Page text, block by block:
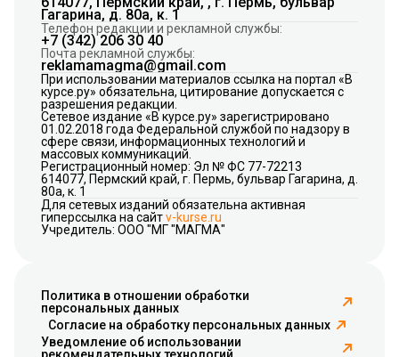
Гагарина, д. 80а, к. 1
Телефон редакции и рекламной службы:
+7 (342) 206 30 40
Почта рекламной службы:
reklamamagma@gmail.com
При использовании материалов ссылка на портал «В
курсе.ру» обязательна, цитирование допускается с
разрешения редакции.
Сетевое издание «В курсе.ру» зарегистрировано
01.02.2018 года Федеральной службой по надзору в
сфере связи, информационных технологий и
массовых коммуникаций.
Регистрационный номер: Эл № ФС 77-72213
614077, Пермский край, г. Пермь, бульвар Гагарина, д.
80а, к. 1
Для сетевых изданий обязательна активная
гиперссылка на сайтv-kurse.ru
Учредитель: ООО "МГ "МАГМА"
Политика в отношении обработки
персональных данных
Согласие на обработку персональных данных
Уведомление об использовании